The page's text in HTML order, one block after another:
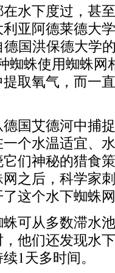
下度过，甚
亚阿德莱德大
德国洪保德大学
蜘蛛使用蜘蛛
取氧气，而一
艾德河中捕
个水温适宜、
们神秘的猎食
之后，科学家
这个水下蜘蛛
从多数滞水
他们还发现水
1天多时间。